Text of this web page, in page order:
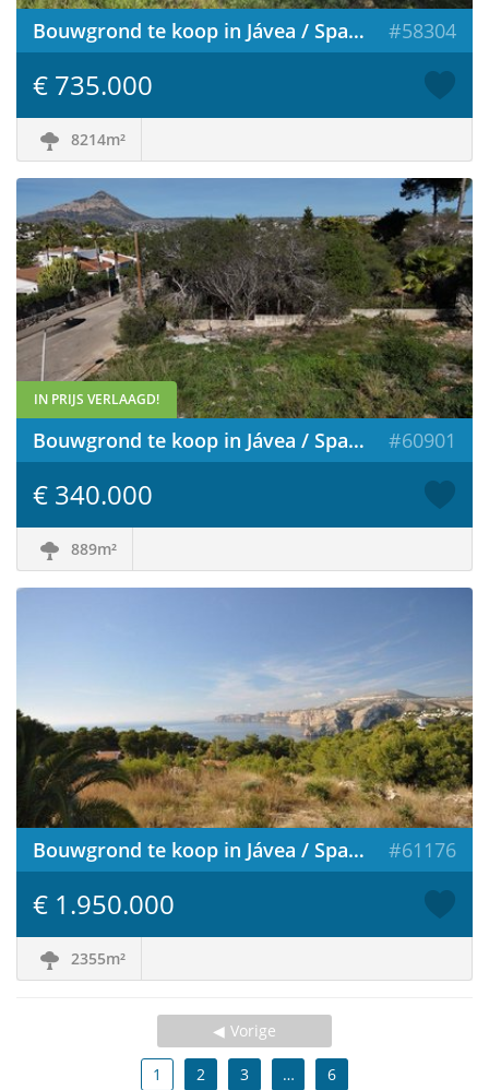
Bouwgrond te koop in Jávea / Spanje #58304
€ 735.000
8214m²
IN PRIJS VERLAAGD!
Bouwgrond te koop in Jávea / Spanje #60901
€ 340.000
889m²
Bouwgrond te koop in Jávea / Spanje #61176
€ 1.950.000
2355m²
Vorige
1 2 3 … 6